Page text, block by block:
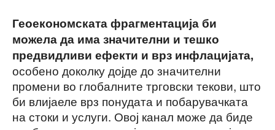
Геоекономската фрагментација би
можела да има значителни и тешко
предвидливи ефекти и врз инфлацијата,
особено доколку дојде до значителни
промени во глобалните трговски текови, што
би влијаеле врз понудата и побарувачката
на стоки и услуги. Овој канал може да биде